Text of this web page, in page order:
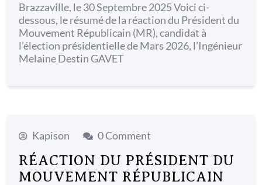
Brazzaville, le 30 Septembre 2025 Voici ci-
dessous, le résumé de la réaction du Président du
Mouvement Républicain (MR), candidat à
l’élection présidentielle de Mars 2026, l’Ingénieur
Melaine Destin GAVET
Kapison 0 Comment
RÉACTION DU PRÉSIDENT DU
MOUVEMENT RÉPUBLICAIN